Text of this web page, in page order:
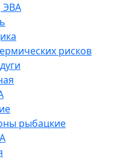
ЭВА
рисков
рыбацкие